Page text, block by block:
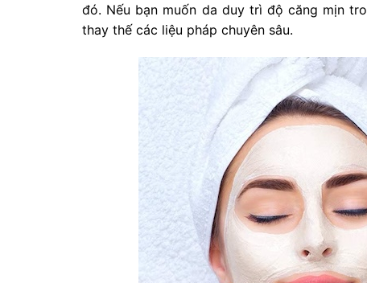
đó. Nếu bạn muốn da duy trì độ căng mịn
thay thế các liệu pháp chuyên sâu.